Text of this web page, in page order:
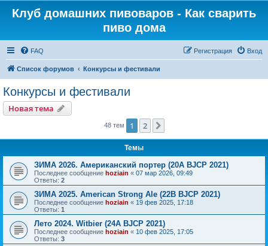
Клуб домашних пивоваров - Как cварить
пиво дома
FAQ Вход
Регистрация
Список форумов Конкурсы и фестивали
Конкурсы и фестивали
Новая тема
48 тем 1 2
Темы
ЗИМА 2026. Американский портер (20A BJCP 2021)
Последнее сообщение hoziain « 07 мар 2026, 09:49
Ответы: 2
ЗИМА 2025. American Strong Ale (22B BJCP 2021)
Последнее сообщение hoziain « 19 фев 2025, 17:18
Ответы: 1
Лето 2024. Witbier (24A BJCP 2021)
Последнее сообщение hoziain « 10 фев 2025, 17:05
Ответы: 3